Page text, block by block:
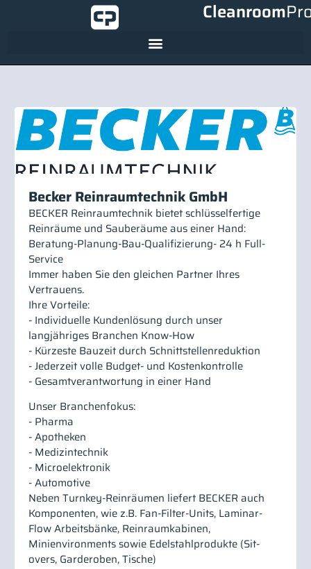
Cleanroom
Becker Reinraumtechnik GmbH
BECKER Reinraumtechnik bietet schlüsselfertige
Reinräume und Sauberäume aus einer Hand:
Beratung-Planung-Bau-Qualifizierung- 24 h Full-
Service
Immer haben Sie den gleichen Partner Ihres
Vertrauens.
Ihre Vorteile:
- Individuelle Kundenlösung durch unser
langjähriges Branchen Know-How
- Kürzeste Bauzeit durch Schnittstellenreduktion
- Jederzeit volle Budget- und Kostenkontrolle
- Gesamtverantwortung in einer Hand
Unser Branchenfokus:
- Pharma
- Apotheken
- Medizintechnik
- Microelektronik
- Automotive
Neben Turnkey-Reinräumen liefert BECKER auch
Komponenten, wie z.B. Fan-Filter-Units, Laminar-
Flow Arbeitsbänke, Reinraumkabinen,
Minienvironments sowie Edelstahlprodukte (Sit-
overs, Garderoben, Tische)